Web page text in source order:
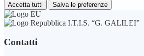
Accetta tutti Salva le preferenze
I.T.I.S. “G. GALILEI”
Contatti